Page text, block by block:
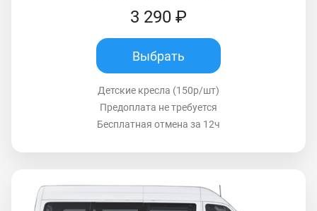
3 290 ₽
Выбрать
Детские кресла (150р/шт)
Предоплата не требуется
Бесплатная отмена за 12ч